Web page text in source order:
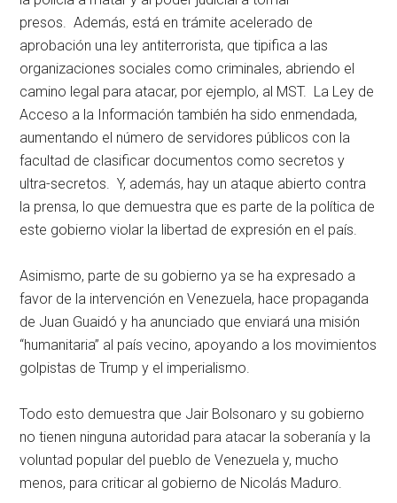
presos. Además, está en trámite acelerado de
aprobación una ley antiterrorista, que tipifica a las
organizaciones sociales como criminales, abriendo el
camino legal para atacar, por ejemplo, al MST. La Ley de
Acceso a la Información también ha sido enmendada,
aumentando el número de servidores públicos con la
facultad de clasificar documentos como secretos y
ultra-secretos. Y, además, hay un ataque abierto contra
la prensa, lo que demuestra que es parte de la política de
este gobierno violar la libertad de expresión en el país.
Asimismo, parte de su gobierno ya se ha expresado a
favor de la intervención en Venezuela, hace propaganda
de Juan Guaidó y ha anunciado que enviará una misión
“humanitaria” al país vecino, apoyando a los movimientos
golpistas de Trump y el imperialismo.
Todo esto demuestra que Jair Bolsonaro y su gobierno
no tienen ninguna autoridad para atacar la soberanía y la
voluntad popular del pueblo de Venezuela y, mucho
menos, para criticar al gobierno de Nicolás Maduro.